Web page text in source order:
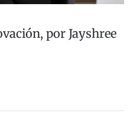
por Jayshree